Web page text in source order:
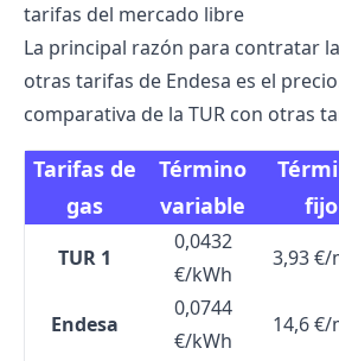
tarifas del mercado libre
La principal razón para contratar
otras tarifas de Endesa es el
comparativa de la TUR con otras
Tarifas de
gas
Término
variable
fijo
TUR 1
0,0432
€/kWh
3,93 €/
Endesa
0,0744
€/kWh
14,6 €/